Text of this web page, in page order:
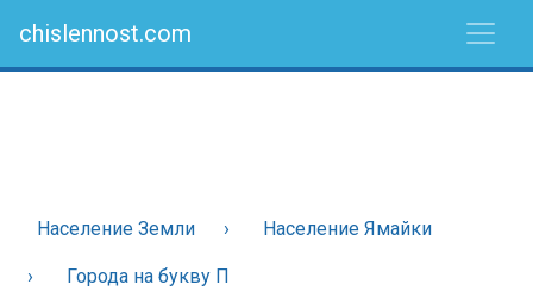
chislennost.com
Население Земли Население Ямайки
Города на букву П